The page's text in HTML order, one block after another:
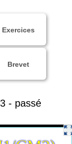
Exercices
Brevet
- passé